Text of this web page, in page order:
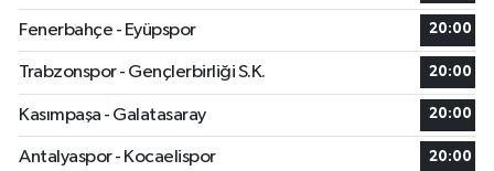
Fenerbahçe - Eyüpspor 20:00
Trabzonspor - Gençlerbirliği S.K. 20:00
Kasımpaşa - Galatasaray 20:00
Antalyaspor - Kocaelispor 20:00